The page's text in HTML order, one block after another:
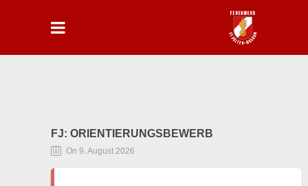
FJ: ORIENTIERUNGSBEWERB
On 9. August 2026